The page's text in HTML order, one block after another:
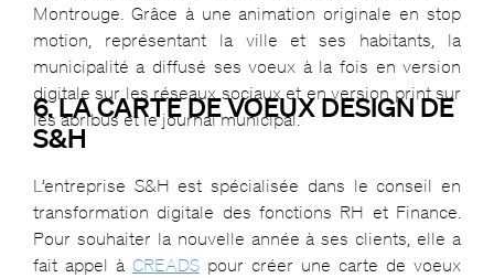
Montrouge. Grâce à une animation originale en stop
motion, représentant la ville et ses habitants, la
municipalité a diffusé ses voeux à la fois en version
digitale sur les réseaux sociaux et en version print sur
les abribus et le journal municipal.
6. LA CARTE DE VOEUX DESIGN DE
S&H
L’entreprise S&H est spécialisée dans le conseil en
transformation digitale des fonctions RH et Finance.
Pour souhaiter la nouvelle année à ses clients, elle a
fait appel à CREADSpour créer une carte de voeux